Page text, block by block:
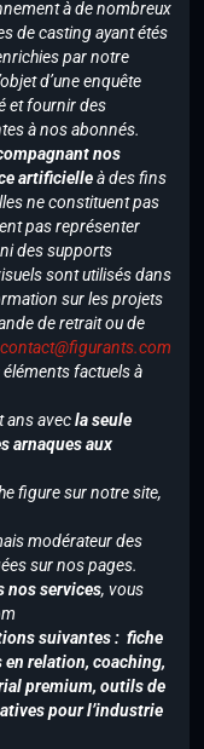
à de nombreux
de casting ayant étés
par notre
d’une enquête
et fournir des
à nos abonnés.
nos
artificielleà des fins
ne constituent pas
pas représenter
des supports
sont utilisés dans
sur les projets
de retrait ou de
contact@figurants.com
factuels à
ans avecla seule
arnaques aux
figure sur notre site,
modérateur des
sur nos pages.
nos services, vous
suivantes : fiche
en relation, coaching,
premium, outils de
pour l’industrie